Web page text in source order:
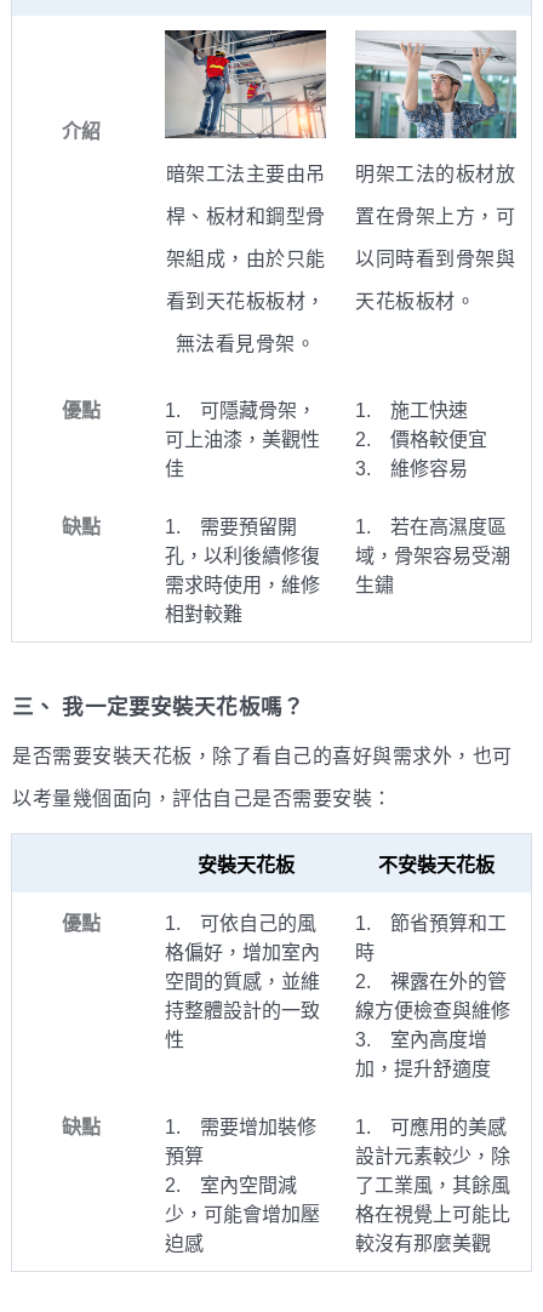
介紹
暗架工法主要由吊
桿、板材和鋼型骨
架組成，由於只能
看到天花板板材，
無法看見骨架。
明架工法的板材放
置在骨架上方，可
以同時看到骨架與
天花板板材。
優點
1. 可隱藏骨架，
可上油漆，美觀性
佳
1. 施工快速
2. 價格較便宜
3. 維修容易
缺點
1. 需要預留開
孔，以利後續修復
需求時使用，維修
相對較難
1. 若在高濕度區
域，骨架容易受潮
生鏽
三、 我一定要安裝天花板嗎？
是否需要安裝天花板，除了看自己的喜好與需求外，也可
以考量幾個面向，評估自己是否需要安裝：
安裝天花板 不安裝天花板
優點
1. 可依自己的風
格偏好，增加室內
空間的質感，並維
持整體設計的一致
性
1. 節省預算和工
時
2. 裸露在外的管
線方便檢查與維修
3. 室內高度增
加，提升舒適度
缺點
1. 需要增加裝修
預算
2. 室內空間減
少，可能會增加壓
迫感
1. 可應用的美感
設計元素較少，除
了工業風，其餘風
格在視覺上可能比
較沒有那麼美觀